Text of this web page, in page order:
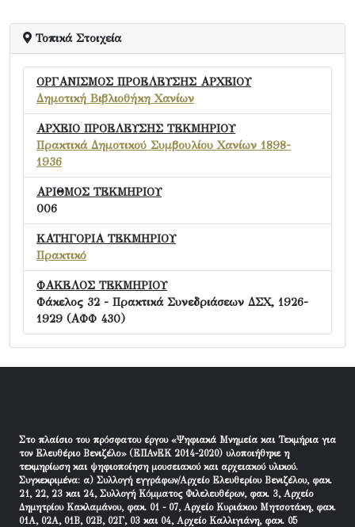
Τοπικά Στοιχεία
ΟΡΓΑΝΙΣΜΟΣ ΠΡΟΕΛΕΥΣΗΣ ΑΡΧΕΙΟΥ
Δημοτική Βιβλιοθήκη Χανίων
ΑΡΧΕΙΟ ΠΡΟΕΛΕΥΣΗΣ ΤΕΚΜΗΡΙΟΥ
Πρακτικά Δημοτικού Συμβουλίου Χανίων 1898-
1936
ΑΡΙΘΜΟΣ ΤΕΚΜΗΡΙΟΥ
006
ΚΑΤΗΓΟΡΙΑ ΤΕΚΜΗΡΙΟΥ
Πρακτικό
ΦΑΚΕΛΟΣ ΤΕΚΜΗΡΙΟΥ
Φάκελος 32 - Πρακτικά Συνεδριάσεων ΔΣΧ, 1926-
1929 (ΑΦΦ 430)
Στο πλαίσιο του πρόσφατου έργου «Ψηφιακά Μνημεία και Τεκμήρια για
τον Ελευθέριο Βενιζέλο» (ΕΠΑνΕΚ 2014-2020) υλοποιήθηκε η
τεκμηρίωση και ψηφιοποίηση μουσειακού και αρχειακού υλικού.
Συγκεκριμένα: α) Συλλογή εγγράφων/Αρχείο Ελευθερίου Βενιζέλου, φακ.
21, 22, 23 και 24, Συλλογή Κόμματος Φιλελευθέρων, φακ. 3, Αρχείο
Δημητρίου Κακλαμάνου, φακ. 01 - 07, Αρχείο Κυριάκου Μητσοτάκη, φακ.
01Α, 02Α, 01Β, 02Β, 02Γ, 03 και 04, Αρχείο Καλλιγιάνη, φακ. 05